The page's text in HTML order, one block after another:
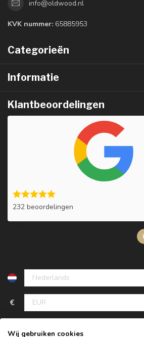
info@oldwood.nl
KVK nummer: 65885953
Categorieën
Informatie
Klantbeoordelingen
232 beoordelingen
€
Wij gebruiken cookies